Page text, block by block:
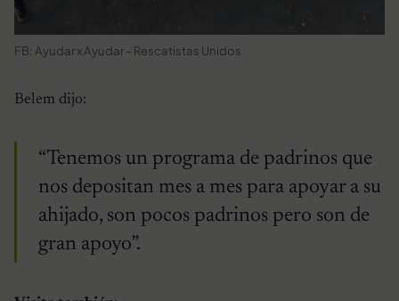
FB: Ayudar x Ayudar – Rescatistas Unidos
Belem dijo:
“Tenemos un programa de padrinos que
nos depositan mes a mes para apoyar a su
ahijado, son pocos padrinos pero son de
gran apoyo”.